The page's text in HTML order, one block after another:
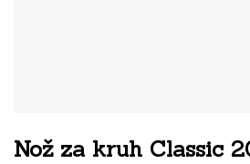
Nož za kruh Classic